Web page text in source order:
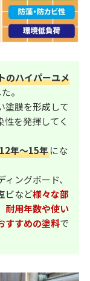
のハイパーユメ
。
塗膜を形成して
性を発揮してく
年～15年にな
ングボード、
ビなど様々な部
耐用年数や使い
すすめの塗料で